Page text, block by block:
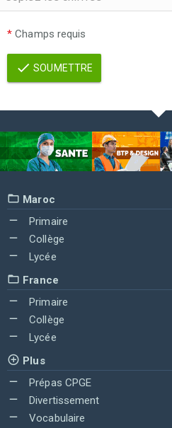
* Champs requis
SOUMETTRE
Maroc
Primaire
Collège
Lycée
France
Primaire
Collège
Lycée
Plus
Prépas CPGE
Divertissement
Vocabulaire